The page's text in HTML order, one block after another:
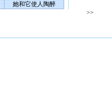
她和它使人陶醉
>>